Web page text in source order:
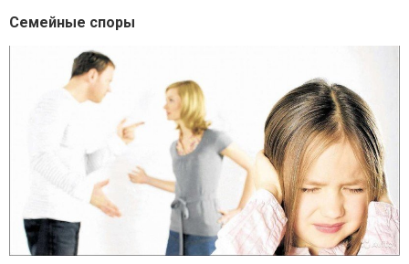
Семейные споры